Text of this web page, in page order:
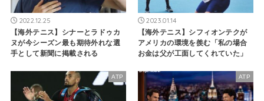
2022.12.25
【海外テニス】シナーとラドゥカ
ヌが今シーズン最も期待外れな選
手として新聞に掲載される
2023.01.14
【海外テニス】シフィオンテクが
アメリカの環境を羨む「私の場合
お金は父が工面してくれていた」
ATP ATP